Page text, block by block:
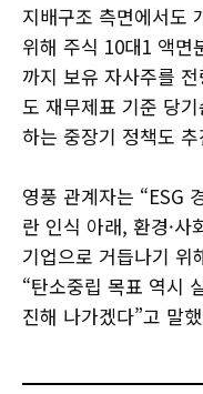
지배구조 측면에서도
위해 주식 10대1 액면
까지 보유 자사주를
도 재무제표 기준 당
하는 중장기 정책도
영풍 관계자는 “ESG
란 인식 아래, 환경·사
기업으로 거듭나기 위
“탄소중립 목표 역시
진해 나가겠다”고 말